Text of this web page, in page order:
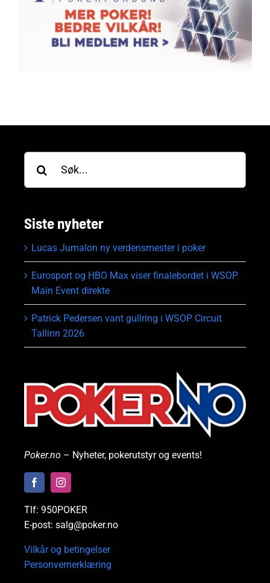
Søk
etter:
Siste nyheter
Lucas Jumalon ny verdensmester i poker
Eurosport og HBO Max viser finalebordet i WSOP
Main Event direkte
Patrick Pedersen vant gullring i WSOP Circuit
Tallinn 2026
Poker.no – Nyheter, pokerutstyr og events!
Tlf: 950POKER
E-post: salg@poker.no
Vilkår og betingelser
Personvernerklæring